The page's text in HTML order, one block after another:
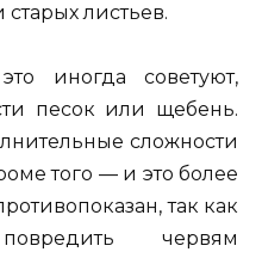
листьев.
иногда советуют,
песок или щебень.
сложности
того — и это более
так как
червям